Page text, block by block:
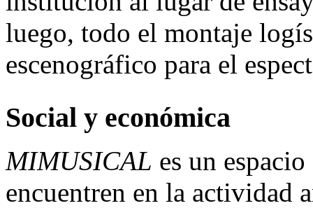
luego, todo el montaje
escenográfico para el
Social y económica
MIMUSICAL es un
encuentren en la actividad